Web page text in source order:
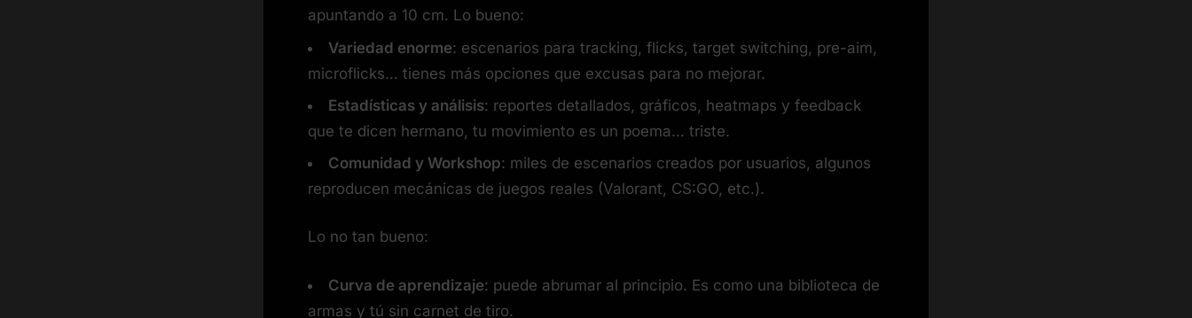
apuntando a 10 cm. Lo bueno:
Variedad enorme: escenarios para tracking, flicks, target switching, pre-aim,
microflicks… tienes más opciones que excusas para no mejorar.
Estadísticas y análisis: reportes detallados, gráficos, heatmaps y feedback
que te dicen hermano, tu movimiento es un poema… triste.
Comunidad y Workshop: miles de escenarios creados por usuarios, algunos
reproducen mecánicas de juegos reales (Valorant, CS:GO, etc.).
Lo no tan bueno:
Curva de aprendizaje: puede abrumar al principio. Es como una biblioteca de
armas y tú sin carnet de tiro.